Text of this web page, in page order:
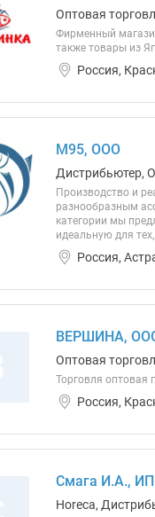
Оптовая
Фирменный
также товары из
Россия,
М95, ООО
Дистрибьютер,
Производство и
разнообразным
категории мы
идеальную для
Россия,
ВЕРШИНА,
Оптовая
Торговля
Россия,
Смага И.А., ИП
Horeca,